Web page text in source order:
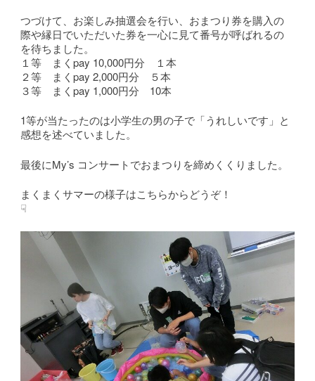
つづけて、お楽しみ抽選会を行い、おまつり券を購入の
際や縁日でいただいた券を一心に見て番号が呼ばれるの
を待ちました。
１等 まくpay 10,000円分 １本
２等 まくpay 2,000円分 ５本
３等 まくpay 1,000円分 10本
1等が当たったのは小学生の男の子で「うれしいです」と
感想を述べていました。
最後にMy’s コンサートでおまつりを締めくくりました。
まくまくサマーの様子はこちらからどうぞ！
☟